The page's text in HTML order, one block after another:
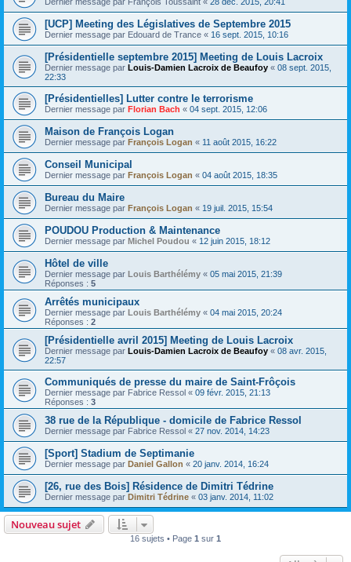
[UCP] Meeting des Législatives de Septembre 2015
Dernier message par Edouard de Trance « 16 sept. 2015, 10:16
[Présidentielle septembre 2015] Meeting de Louis Lacroix
Dernier message par Louis-Damien Lacroix de Beaufoy « 08 sept. 2015,
22:33
[Présidentielles] Lutter contre le terrorisme
Dernier message par Florian Bach « 04 sept. 2015, 12:06
Maison de François Logan
Dernier message par François Logan « 11 août 2015, 16:22
Conseil Municipal
Dernier message par François Logan « 04 août 2015, 18:35
Bureau du Maire
Dernier message par François Logan « 19 juil. 2015, 15:54
POUDOU Production & Maintenance
Dernier message par Michel Poudou « 12 juin 2015, 18:12
Hôtel de ville
Dernier message par Louis Barthélémy « 05 mai 2015, 21:39
Réponses : 5
Arrêtés municipaux
Dernier message par Louis Barthélémy « 04 mai 2015, 20:24
Réponses : 2
[Présidentielle avril 2015] Meeting de Louis Lacroix
Dernier message par Louis-Damien Lacroix de Beaufoy « 08 avr. 2015,
22:57
Communiqués de presse du maire de Saint-Frôçois
Dernier message par Fabrice Ressol « 09 févr. 2015, 21:13
Réponses : 3
38 rue de la République - domicile de Fabrice Ressol
Dernier message par Fabrice Ressol « 27 nov. 2014, 14:23
[Sport] Stadium de Septimanie
Dernier message par Daniel Gallon « 20 janv. 2014, 16:24
[26, rue des Bois] Résidence de Dimitri Tédrine
Dernier message par Dimitri Tédrine « 03 janv. 2014, 11:02
Nouveau sujet
16 sujets • Page 1 sur 1